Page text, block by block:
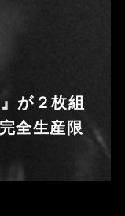
が２枚組
全生産限